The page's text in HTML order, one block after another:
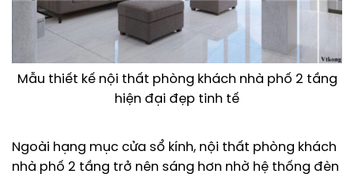
Mẫu thiết kế nội thất phòng khách nhà phố 2 tầng
hiện đại đẹp tinh tế
Ngoài hạng mục cửa sổ kính, nội thất phòng khách
nhà phố 2 tầng trở nên sáng hơn nhờ hệ thống đèn